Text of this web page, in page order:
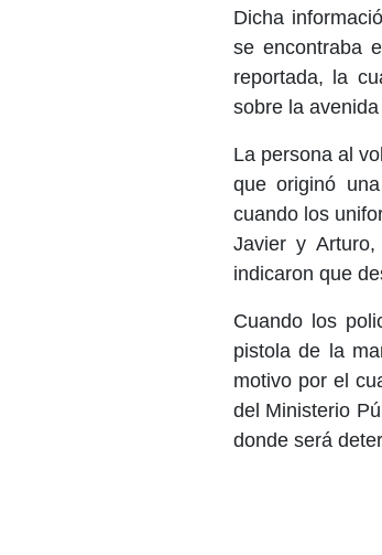
Dicha
se encontraba
reportada, la
sobre la
La persona al
que originó
cuando los
Javier y
indicaron que
Cuando los
pistola de la
motivo por el
del Ministerio
donde será